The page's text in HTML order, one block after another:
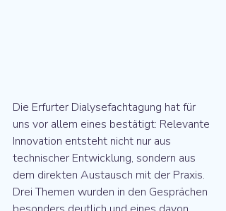
Die Erfurter Dialysefachtagung hat für
uns vor allem eines bestätigt: Relevante
Innovation entsteht nicht nur aus
technischer Entwicklung, sondern aus
dem direkten Austausch mit der Praxis.
Drei Themen wurden in den Gesprächen